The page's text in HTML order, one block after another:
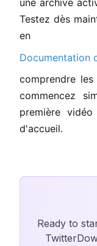
une archive
Testez dès
en
Documentation
comprendre
commencez
première
d'accueil.
Ready to